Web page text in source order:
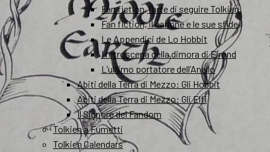
Fan fiction, l’arte di seguire Tolkien
Fan fiction, il canone e le sue sfide
Le Appendici de Lo Hobbit
I retroscena della dimora di Elrond
L’ultimo portatore dell’Anello
Abiti della Terra di Mezzo: Gli Hobbit
Abiti della Terra di Mezzo: Gli Elfi
Il Signore del Fandom
Tolkien a Fumetti
Tolkien Calendars